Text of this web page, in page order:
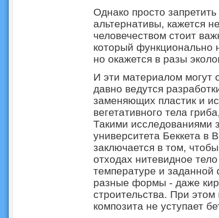
Однако просто
альтернативы, кажется
человечеством стоит
который функционально
но окажется в разы
И эти материалом могут
давно ведутся
заменяющих пластик и
вегетативного тела
Такими исследованиями
университета Беккета в
заключается в том,
отходах нитевидное
температуре и
разные формы - даже
строительства. При этом
композита не уступает